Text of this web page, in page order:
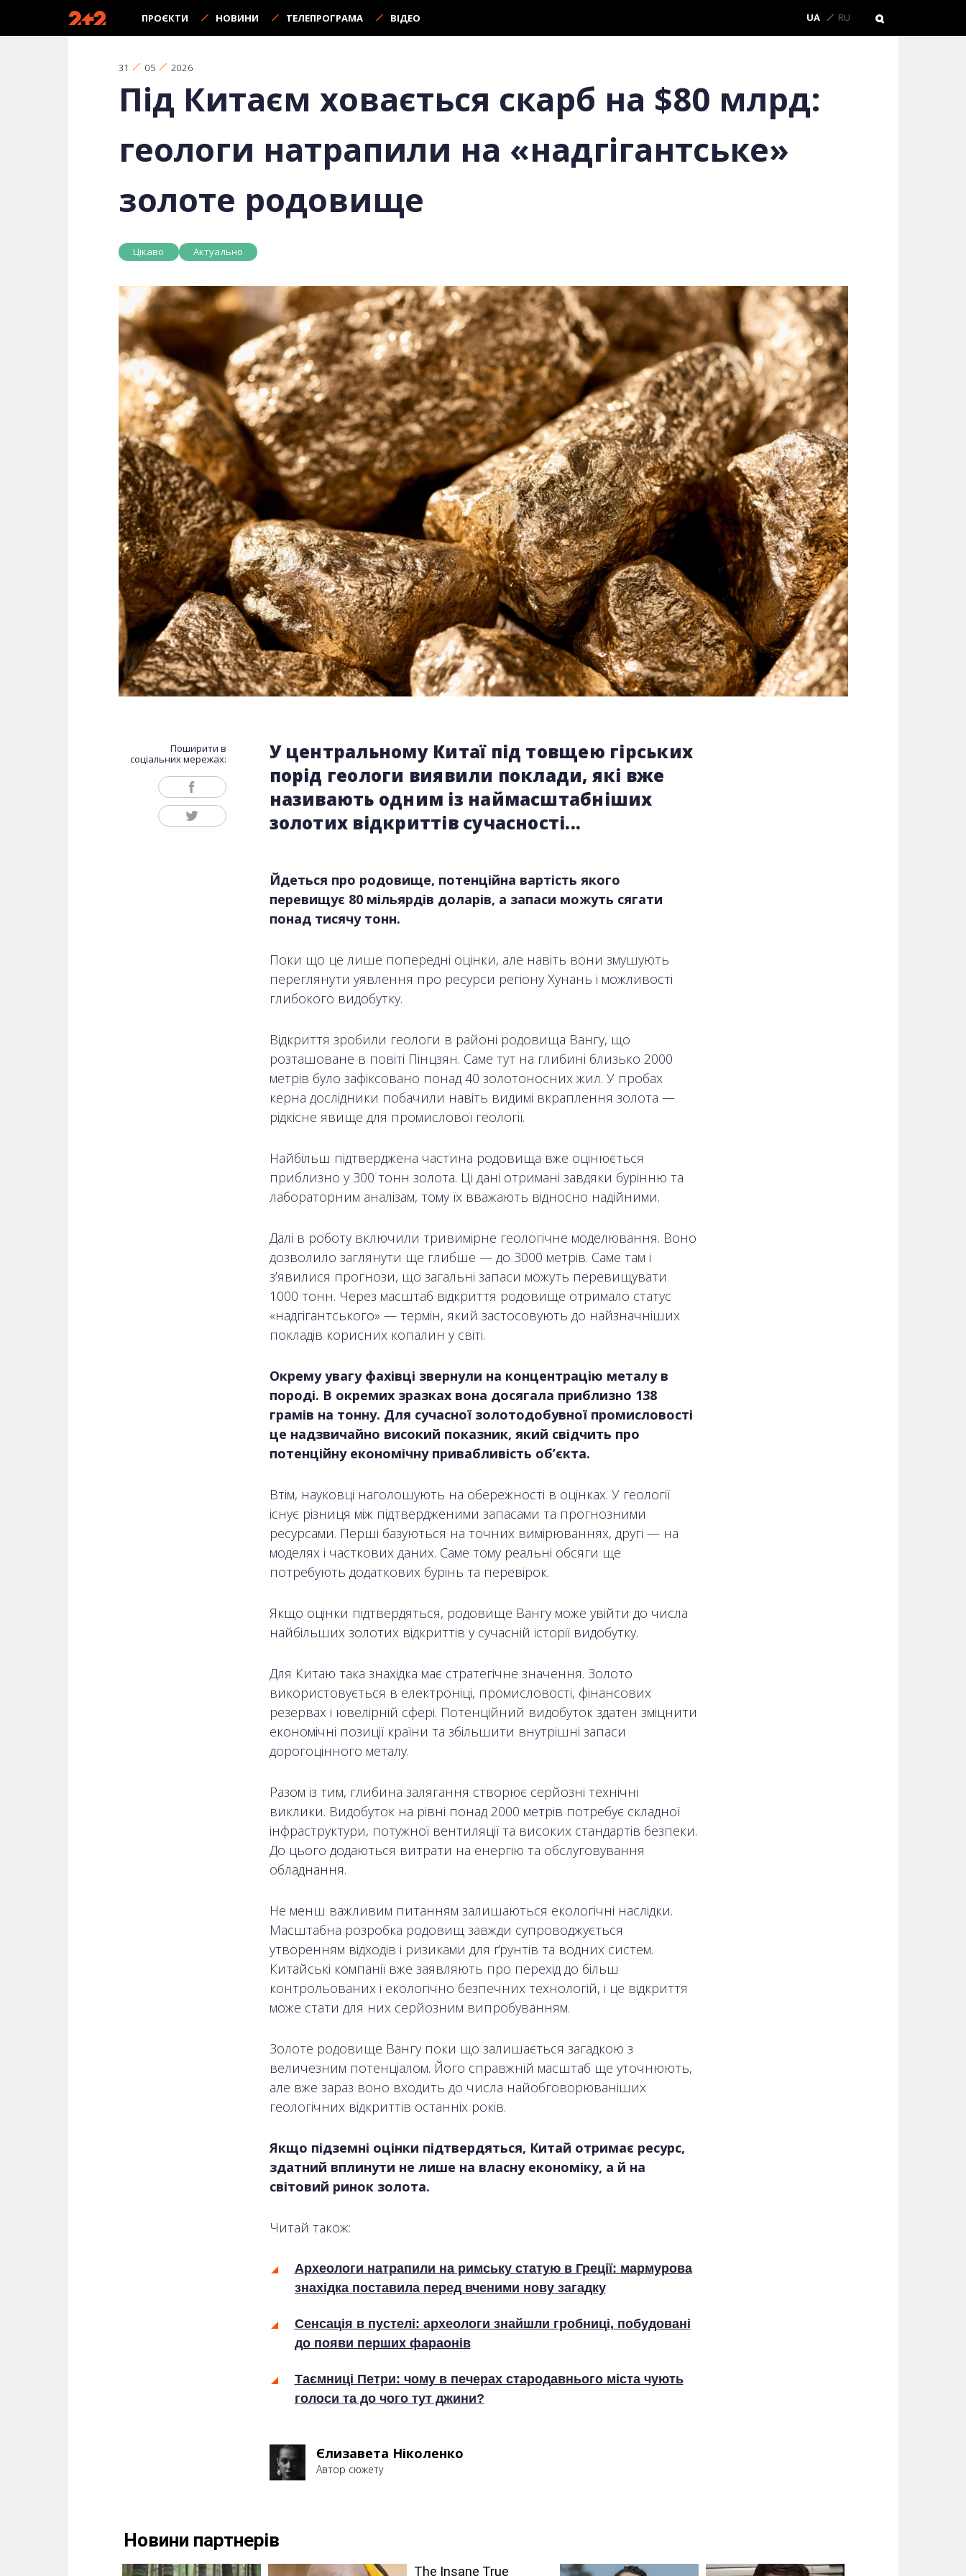
ПРОЄКТИ НОВИНИ ТЕЛЕПРОГРАМА ВІДЕО UA RU
31 05 2026
Під Китаєм ховається скарб на $80 млрд:
геологи натрапили на «надгігантське»
золоте родовище
Цікаво Актуально
Поширити в
соціальних мережах:
У центральному Китаї під товщею гірських
порід геологи виявили поклади, які вже
називають одним із наймасштабніших
золотих відкриттів сучасності...
Йдеться про родовище, потенційна вартість якого
перевищує 80 мільярдів доларів, а запаси можуть сягати
понад тисячу тонн.
Поки що це лише попередні оцінки, але навіть вони змушують
переглянути уявлення про ресурси регіону Хунань і можливості
глибокого видобутку.
Відкриття зробили геологи в районі родовища Вангу, що
розташоване в повіті Пінцзян. Саме тут на глибині близько 2000
метрів було зафіксовано понад 40 золотоносних жил. У пробах
керна дослідники побачили навіть видимі вкраплення золота —
рідкісне явище для промислової геології.
Найбільш підтверджена частина родовища вже оцінюється
приблизно у 300 тонн золота. Ці дані отримані завдяки бурінню та
лабораторним аналізам, тому їх вважають відносно надійними.
Далі в роботу включили тривимірне геологічне моделювання. Воно
дозволило заглянути ще глибше — до 3000 метрів. Саме там і
з’явилися прогнози, що загальні запаси можуть перевищувати
1000 тонн. Через масштаб відкриття родовище отримало статус
«надгігантського» — термін, який застосовують до найзначніших
покладів корисних копалин у світі.
Окрему увагу фахівці звернули на концентрацію металу в
породі. В окремих зразках вона досягала приблизно 138
грамів на тонну. Для сучасної золотодобувної промисловості
це надзвичайно високий показник, який свідчить про
потенційну економічну привабливість об’єкта.
Втім, науковці наголошують на обережності в оцінках. У геології
існує різниця між підтвердженими запасами та прогнозними
ресурсами. Перші базуються на точних вимірюваннях, другі — на
моделях і часткових даних. Саме тому реальні обсяги ще
потребують додаткових бурінь та перевірок.
Якщо оцінки підтвердяться, родовище Вангу може увійти до числа
найбільших золотих відкриттів у сучасній історії видобутку.
Для Китаю така знахідка має стратегічне значення. Золото
використовується в електроніці, промисловості, фінансових
резервах і ювелірній сфері. Потенційний видобуток здатен зміцнити
економічні позиції країни та збільшити внутрішні запаси
дорогоцінного металу.
Разом із тим, глибина залягання створює серйозні технічні
виклики. Видобуток на рівні понад 2000 метрів потребує складної
інфраструктури, потужної вентиляції та високих стандартів безпеки.
До цього додаються витрати на енергію та обслуговування
обладнання.
Не менш важливим питанням залишаються екологічні наслідки.
Масштабна розробка родовищ завжди супроводжується
утворенням відходів і ризиками для ґрунтів та водних систем.
Китайські компанії вже заявляють про перехід до більш
контрольованих і екологічно безпечних технологій, і це відкриття
може стати для них серйозним випробуванням.
Золоте родовище Вангу поки що залишається загадкою з
величезним потенціалом. Його справжній масштаб ще уточнюють,
але вже зараз воно входить до числа найобговорюваніших
геологічних відкриттів останніх років.
Якщо підземні оцінки підтвердяться, Китай отримає ресурс,
здатний вплинути не лише на власну економіку, а й на
світовий ринок золота.
Читай також:
Археологи натрапили на римську статую в Греції: мармурова
знахідка поставила перед вченими нову загадку
Сенсація в пустелі: археологи знайшли гробниці, побудовані
до появи перших фараонів
Таємниці Петри: чому в печерах стародавнього міста чують
голоси та до чого тут джини?
Єлизавета Ніколенко
Автор сюжету